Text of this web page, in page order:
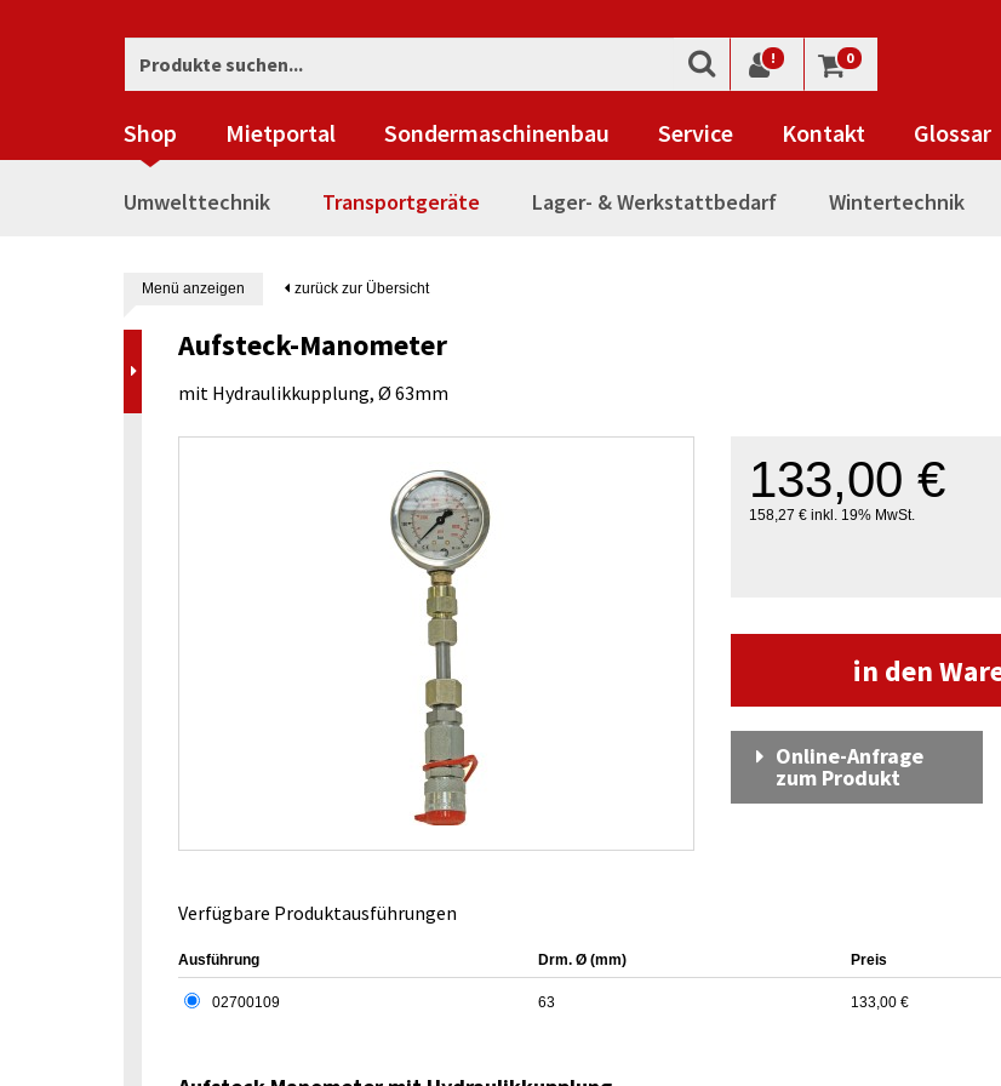
! 0
Shop Mietportal Sondermaschinenbau Service Kontakt Glossar
Umwelttechnik Transportgeräte Lager- & Werkstattbedarf Wintertechnik
Menü anzeigen zurück zur Übersicht
Aufsteck-Manometer
mit Hydraulikkupplung, Ø 63mm
133,00 €
158,27 € inkl. 19% MwSt.
in den
Online-Anfrage
zum Produkt
Verfügbare Produktausführungen
Ausführung Drm. Ø (mm) Preis
02700109 63 133,00 €